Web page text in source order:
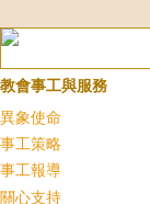
教會事工與服務
異象使命
事工策略
事工報導
關心支持